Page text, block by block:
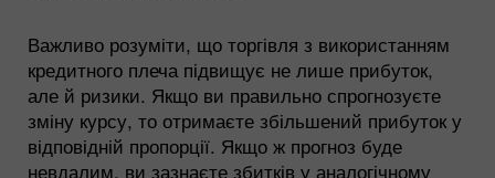
Важливо розуміти, що торгівля з використанням
кредитного плеча підвищує не лише прибуток,
але й ризики. Якщо ви правильно спрогнозуєте
зміну курсу, то отримаєте збільшений прибуток у
відповідній пропорції. Якщо ж прогноз буде
невдалим, ви зазнаєте збитків у аналогічному